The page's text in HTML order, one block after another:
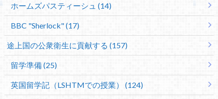
ホームズパスティーシュ (14)
BBC "Sherlock" (17)
途上国の公衆衛生に貢献する (157)
留学準備 (25)
英国留学記（LSHTMでの授業） (124)